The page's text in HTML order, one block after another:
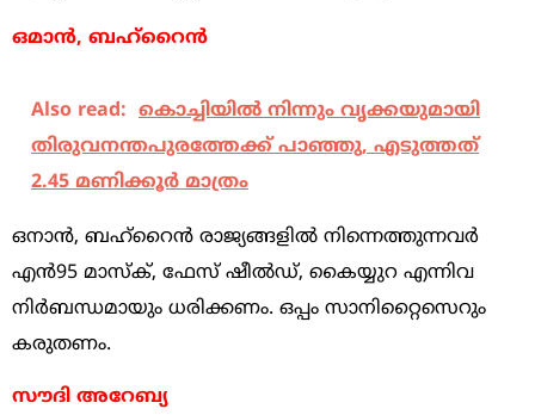
ഒമാന്‍, ബഹ്‌റൈന്‍
Also read: കൊച്ചിയില്‍ നിന്നും വൃക്കയുമായി
തിരുവനന്തപുരത്തേക്ക് പാഞ്ഞു, എടുത്തത്
2.45 മണിക്കൂര്‍ മാത്രം
ഒനാന്‍, ബഹ്‌റൈന്‍ രാജ്യങ്ങളില്‍ നിന്നെത്തുന്നവര്‍
എന്‍95 മാസ്‌ക്, ഫേസ് ഷീല്‍ഡ്, കൈയ്യുറ എന്നിവ
നിര്‍ബന്ധമായും ധരിക്കണം. ഒപ്പം സാനിറ്റൈസെറും
കരുതണം.
സൗദി അറേബ്യ